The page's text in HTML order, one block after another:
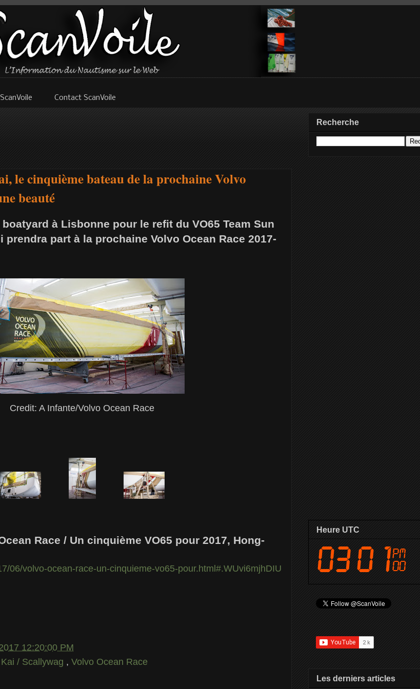
Contact ScanVoile
le cinquième bateau de la prochaine Volvo
beauté
à Lisbonne pour le refit du VO65 Team Sun
prendra part à la prochaine Volvo Ocean Race 2017-
Credit: A Infante/Volvo Ocean Race
Race / Un cinquième VO65 pour 2017, Hong-
06/volvo-ocean-race-un-cinquieme-vo65-pour.html#.WUvi6mjhDIU
12:20:00 PM
/ Scallywag , Volvo Ocean Race
Recherche
Heure UTC
Les derniers articles